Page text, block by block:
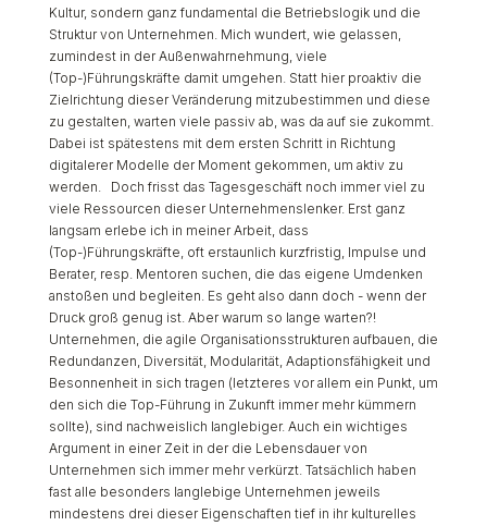
Kultur, sondern ganz fundamental die Betriebslogik und die
Struktur von Unternehmen. Mich wundert, wie gelassen,
zumindest in der Außenwahrnehmung, viele
(Top-)Führungskräfte damit umgehen. Statt hier proaktiv die
Zielrichtung dieser Veränderung mitzubestimmen und diese
zu gestalten, warten viele passiv ab, was da auf sie zukommt.
Dabei ist spätestens mit dem ersten Schritt in Richtung
digitalerer Modelle der Moment gekommen, um aktiv zu
werden. Doch frisst das Tagesgeschäft noch immer viel zu
viele Ressourcen dieser Unternehmenslenker. Erst ganz
langsam erlebe ich in meiner Arbeit, dass
(Top-)Führungskräfte, oft erstaunlich kurzfristig, Impulse und
Berater, resp. Mentoren suchen, die das eigene Umdenken
anstoßen und begleiten. Es geht also dann doch - wenn der
Druck groß genug ist. Aber warum so lange warten?!
Unternehmen, die agile Organisationsstrukturen aufbauen, die
Redundanzen, Diversität, Modularität, Adaptionsfähigkeit und
Besonnenheit in sich tragen (letzteres vor allem ein Punkt, um
den sich die Top-Führung in Zukunft immer mehr kümmern
sollte), sind nachweislich langlebiger. Auch ein wichtiges
Argument in einer Zeit in der die Lebensdauer von
Unternehmen sich immer mehr verkürzt. Tatsächlich haben
fast alle besonders langlebige Unternehmen jeweils
mindestens drei dieser Eigenschaften tief in ihr kulturelles